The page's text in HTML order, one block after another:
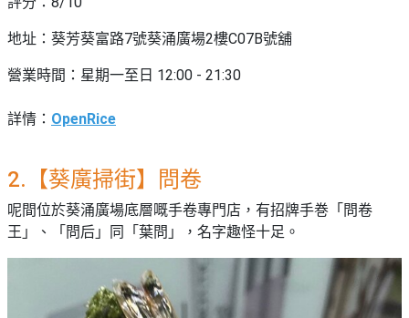
地址： 葵芳葵富路7號葵涌廣場2樓C07B號舖
營業時間：星期一至日 12:00 - 21:30
詳情： OpenRice
2.【葵廣掃街】問卷
呢間位於葵涌廣場底層嘅手卷專門店，有招牌手巻「問卷
王」、「問后」同「葉問」，名字趣怪十足。